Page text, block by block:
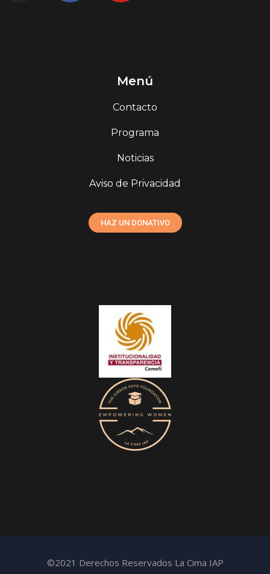
Menú
Contacto
Programa
Noticias
Aviso de Privacidad
HAZ UN DONATIVO
©2021 Derechos Reservados La Cima IAP